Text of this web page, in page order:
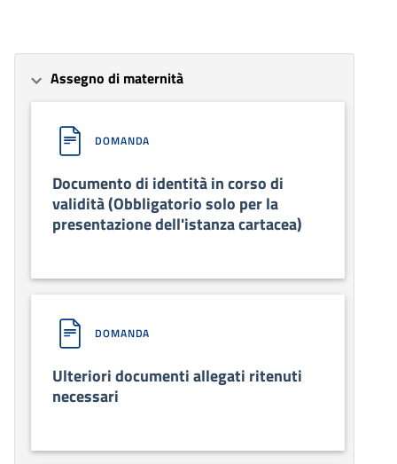
Assegno di maternità
DOMANDA
Documento di identità in corso di
validità (Obbligatorio solo per la
presentazione dell'istanza cartacea)
DOMANDA
Ulteriori documenti allegati ritenuti
necessari